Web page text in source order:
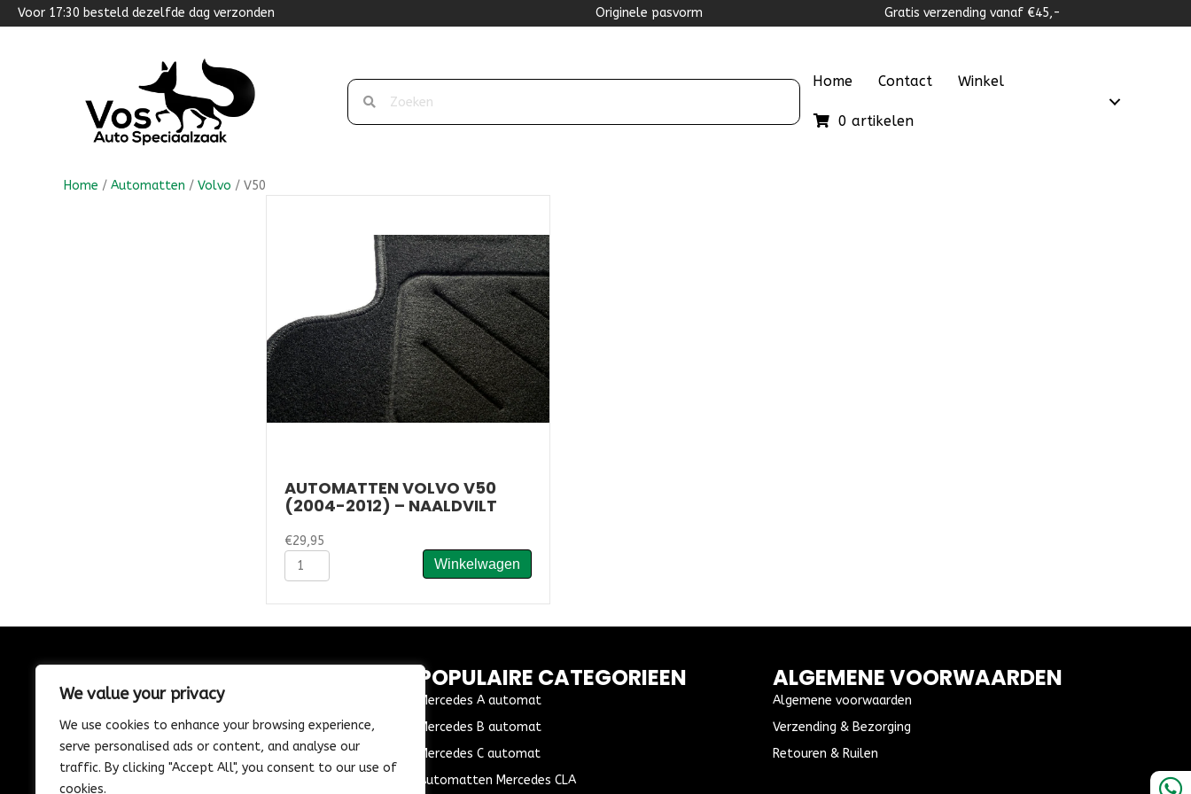
We value your privacy
We use cookies to enhance your browsing experience,
serve personalised ads or content, and analyse our
traffic. By clicking "Accept All", you consent to our use of
cookies.
Voor 17:30 besteld dezelfde dag verzonden Originele pasvorm Gratis verzending vanaf €45,-
Home Contact Winkel
0 artikelen
Home / Automatten / Volvo / V50
AUTOMATTEN VOLVO V50
(2004-2012) – NAALDVILT
€29,95
Automatten
Volvo
2012)
Naaldvilt
Winkelwagen
085-1302975
Nijverheidstraat 21
Wijk en Aalburg
info@vosautospeciaalzaak.nl
POPULAIRE CATEGORIEEN
Mercedes A automat
Mercedes B automat
Mercedes C automat
Automatten Mercedes CLA
ALGEMENE VOORWAARDEN
Algemene voorwaarden
Verzending & Bezorging
Retouren & Ruilen